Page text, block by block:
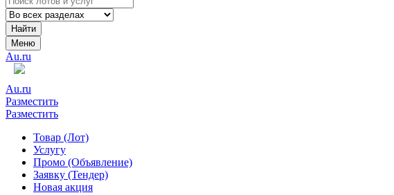
Найти
Меню
Au.ru
Au.ru
Разместить
Разместить
Товар (Лот)
Услугу
Промо (Объявление)
Заявку (Тендер)
Новая акция